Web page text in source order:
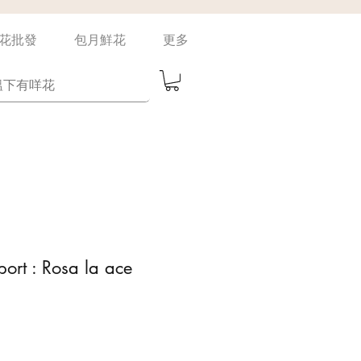
批發 包月鮮花 更多
: Rosa la ace